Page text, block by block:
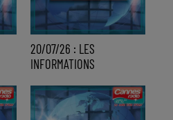
20/07/26 : LES
INFORMATIONS